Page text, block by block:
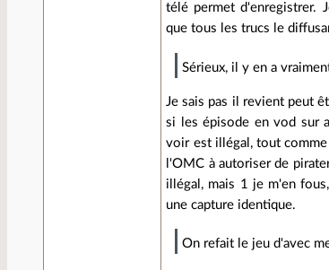
télé permet d'enregistrer.
que tous les trucs le
Sérieux, il y en a
Je sais pas il revient peut
si les épisode en vod sur
voir est illégal, tout comme
l'OMC à autoriser de
illégal, mais 1 je m'en
une capture identique.
On refait le jeu d'avec